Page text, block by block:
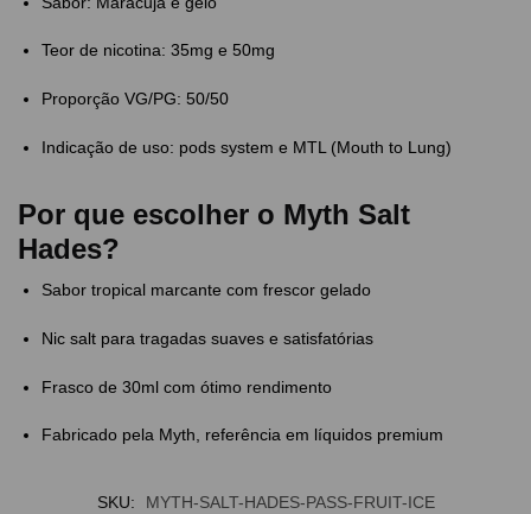
Teor de nicotina: 35mg e 50mg
Proporção VG/PG: 50/50
Indicação de uso: pods system e MTL (Mouth to Lung)
Por que escolher o Myth Salt
Hades?
Sabor tropical marcante com frescor gelado
Nic salt para tragadas suaves e satisfatórias
Frasco de 30ml com ótimo rendimento
Fabricado pela Myth, referência em líquidos premium
SKU:
MYTH-SALT-HADES-PASS-FRUIT-ICE